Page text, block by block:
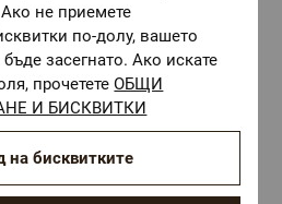
не приемете
по-долу, вашето
засегнато. Ако искате
прочететеОБЩИ
И БИСКВИТКИ
на бисквитките